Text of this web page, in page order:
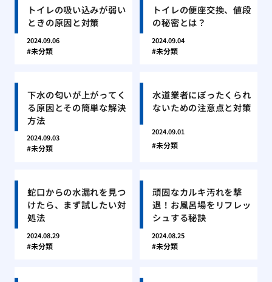
トイレの吸い込みが弱い
ときの原因と対策
2024.09.06
未分類
トイレの便座交換、値段
の秘密とは？
2024.09.04
未分類
下水の匂いが上がってく
る原因とその簡単な解決
方法
2024.09.03
未分類
水道業者にぼったくられ
ないための注意点と対策
2024.09.01
未分類
蛇口からの水漏れを見つ
けたら、まず試したい対
処法
2024.08.29
未分類
頑固なカルキ汚れを撃
退！お風呂場をリフレッ
シュする秘訣
2024.08.25
未分類